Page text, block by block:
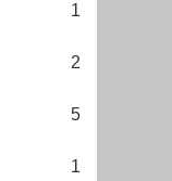
1
2
5
1